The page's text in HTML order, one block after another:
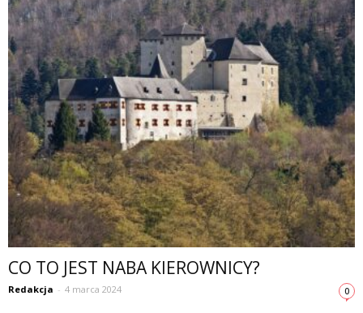
CO TO JEST NABA KIEROWNICY?
Redakcja - 4 marca 2024 0